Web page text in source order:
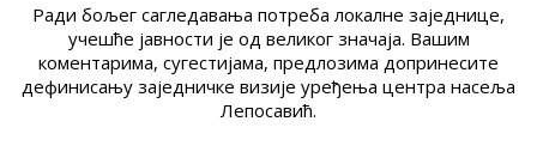
Ради бољег сагледавања потреба локалне заједнице,
учешће јавности је од великог значаја. Вашим
коментарима, сугестијама, предлозима допринесите
дефинисању заједничке визије уређења центра насеља
Лепосавић.